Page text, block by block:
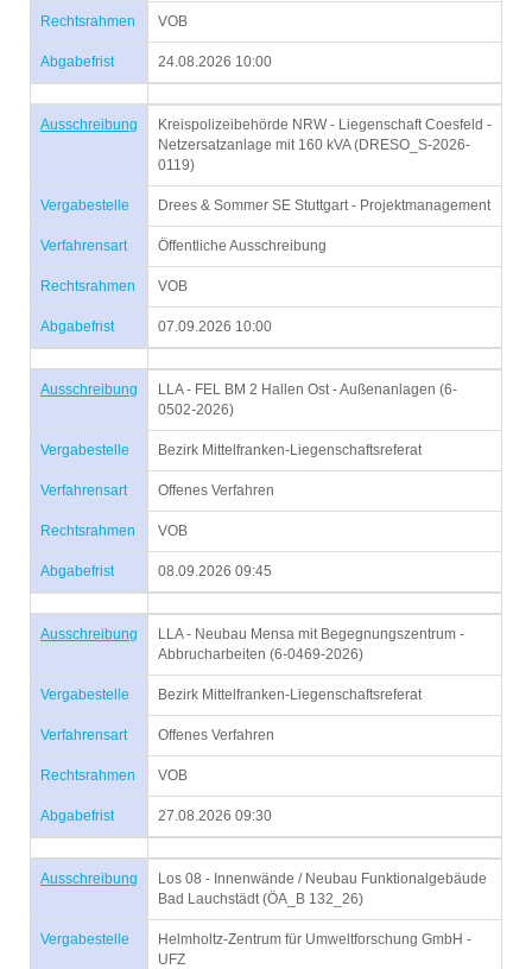
Rechtsrahmen VOB
Abgabefrist 24.08.2026 10:00
Ausschreibung
Kreispolizeibehörde NRW - Liegenschaft Coesfeld -
Netzersatzanlage mit 160 kVA (DRESO_S-2026-
0119)
Vergabestelle Drees & Sommer SE Stuttgart - Projektmanagement
Verfahrensart Öffentliche Ausschreibung
Rechtsrahmen VOB
Abgabefrist 07.09.2026 10:00
Ausschreibung
LLA - FEL BM 2 Hallen Ost - Außenanlagen (6-
0502-2026)
Vergabestelle Bezirk Mittelfranken-Liegenschaftsreferat
Verfahrensart Offenes Verfahren
Rechtsrahmen VOB
Abgabefrist 08.09.2026 09:45
Ausschreibung
LLA - Neubau Mensa mit Begegnungszentrum -
Abbrucharbeiten (6-0469-2026)
Vergabestelle Bezirk Mittelfranken-Liegenschaftsreferat
Verfahrensart Offenes Verfahren
Rechtsrahmen VOB
Abgabefrist 27.08.2026 09:30
Ausschreibung
Los 08 - Innenwände / Neubau Funktionalgebäude
Bad Lauchstädt (ÖA_B 132_26)
Vergabestelle
Helmholtz-Zentrum für Umweltforschung GmbH -
UFZ